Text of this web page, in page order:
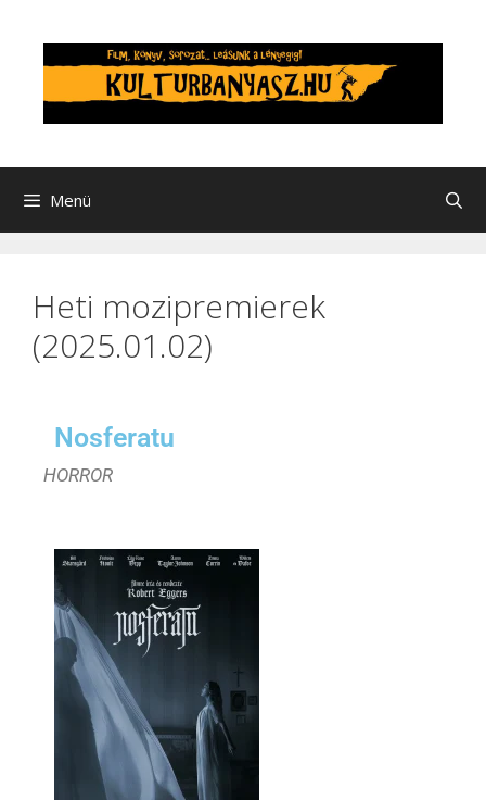
Menü
Heti mozipremierek
(2025.01.02)
Nosferatu
HORROR